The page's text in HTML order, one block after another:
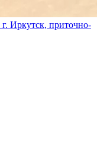
г. Иркутск, приточно-